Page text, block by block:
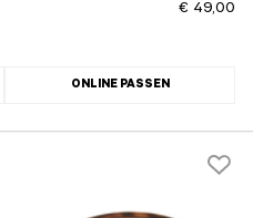
€ 49,00
ONLINE PASSEN